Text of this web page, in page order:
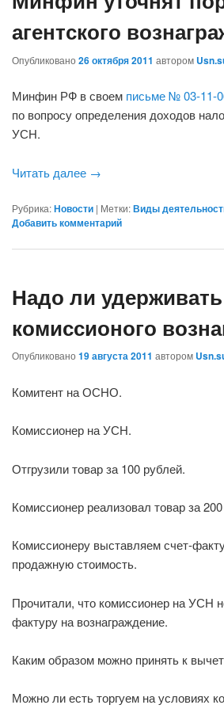
агентского
Опубликовано 26 октября 2011 автором
Минфин РФ в своем письме № 03-11-
по вопросу определения доходов
УСН.
Читать далее →
Рубрика:Новости | Метки:Виды
Добавить комментарий
Надо ли
комиссионого
Опубликовано 19 августа 2011 автором
Комитент на ОСНО.
Комиссионер на УСН.
Отгрузили товар за 100 рублей.
Комиссионер реализовал товар за
Комиссионеру выставляем счет-
продажную стоимость.
Прочитали, что комиссионер на УСН
фактуру на вознаграждение.
Каким образом можно принять к
Можно ли есть торгуем на условиях